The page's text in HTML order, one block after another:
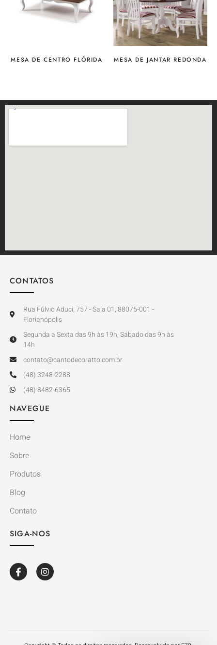
MESA DE CENTRO FLÓRIDA MESA DE JANTAR REDONDA
CONTATOS
Rua Fúlvio Aduci, 757 - Sala 01, 88075-001 -
Florianópolis
Segunda a Sexta das 9h às 19h, Sábado das 9h às
14h
contato@cantodecoratto.com.br
(48) 3248-2288
(48) 8482-6365
NAVEGUE
Home
Sobre
Produtos
Blog
Contato
SIGA-NOS